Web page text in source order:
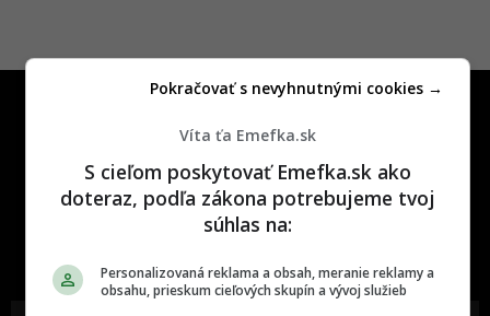
One time najzábavnejšie miesto na
slovenskom internete, next time
Víta ťa Emefka.sk
S cieľom poskytovať Emefka.sk ako
doteraz, podľa zákona potrebujeme tvoj
súhlas na:
Personalizovaná reklama a obsah, meranie reklamy a
obsahu, prieskum cieľových skupín a vývoj služieb
Pokračovať s nevyhnutnými cookies →